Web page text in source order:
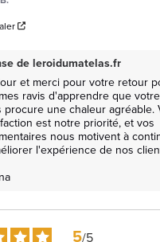
deleroidumatelas.fr
et merci pour votre retour
ravis d'apprendre que
procure une chaleur agréable.
est notre priorité, et vos
nous motivent à
l'expérience de nos
5/5